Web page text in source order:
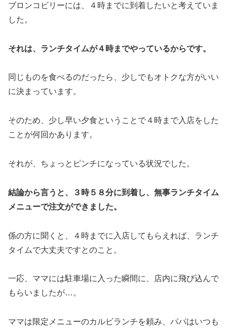
ブロンコビリーには、４時までに到着したいと考えていま
した。
それは、ランチタイムが４時までやっているからです。
同じものを食べるのだったら、少しでもオトクな方がいい
に決まっています。
そのため、少し早い夕食ということで４時まで入店をした
ことが何回かあります。
それが、ちょっとピンチになっている状況でした。
結論から言うと、３時５８分に到着し、無事ランチタイム
メニューで注文ができました。
係の方に聞くと、４時までに入店してもらえれば、ランチ
タイムで大丈夫ですとのこと。
一応、ママには駐車場に入った瞬間に、店内に飛び込んで
もらいましたが…。
ママは限定メニューのカルビランチを頼み、パパはいつも